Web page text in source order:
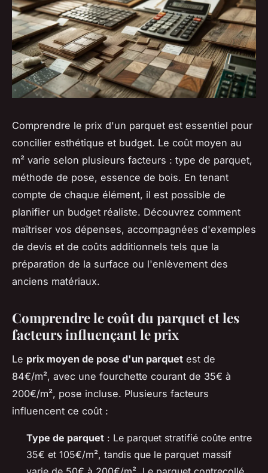
Comprendre le prix d'un parquet est essentiel pour
concilier esthétique et budget. Le coût moyen au
m² varie selon plusieurs facteurs : type de parquet,
méthode de pose, essence de bois. En tenant
compte de chaque élément, il est possible de
planifier un budget réaliste. Découvrez comment
maîtriser vos dépenses, accompagnées d'exemples
de devis et de coûts additionnels tels que la
préparation de la surface ou l'enlèvement des
anciens matériaux.
Comprendre le coût du parquet et les
facteurs influençant le prix
Le prix moyen de pose d'un parquet est de
84€/m², avec une fourchette courant de 35€ à
200€/m², pose incluse. Plusieurs facteurs
influencent ce coût :
Type de parquet : Le parquet stratifié coûte entre
35€ et 105€/m², tandis que le parquet massif